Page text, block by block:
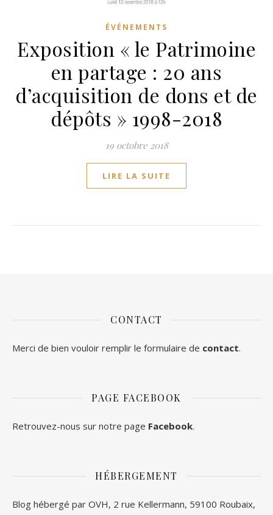
ÉVÉNEMENTS
Exposition « le Patrimoine
en partage : 20 ans
d’acquisition de dons et de
dépôts » 1998-2018
19 octobre 2018
LIRE LA SUITE
CONTACT
Merci de bien vouloir remplir le formulaire de contact.
PAGE FACEBOOK
Retrouvez-nous sur notre page Facebook.
HÉBERGEMENT
Blog hébergé par OVH, 2 rue Kellermann, 59100 Roubaix,